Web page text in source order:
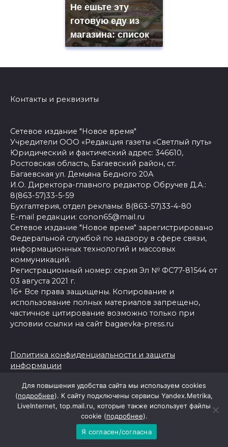
Не ешьте эту
готовую еду из
магазина: список
Контакты и реквизиты
Сетевое издание "Новое время"
Учредители ООО «Редакция газеты «Светлый путь»
Юридический и фактический адрес: 346610,
Ростовская область, Багаевский район, ст.
Багаевская ул. Демьяна Бедного 20А
И.О. Директора-главного редактор Обручев Д.А.:
8(863-57)33-5-59
Бухгалтерия, отдел рекламы: 8(863-57)33-4-80
E-mail редакции: conon65@mail.ru
Сетевое издание "Новое время" зарегистрировано
Федеральной службой по надзору в сфере связи,
информационных технологий и массовых
коммуникаций.
Регистрационный номер: серия Эл № ФС77-81544 от
03 августа 2021 г.
16+ Все права защищены. Копирование и
использование полных материалов запрещено,
частичное цитирование возможно только при
условии ссылки на сайт bagaevka-press.ru
Политика конфиденциальности и защиты
информации
Согласие на обработку персональных данных с
помощью сервисов Yandex.Metrika, LiveInternet,
top.mail.ru
Для повышения удобства сайта мы используем cookies
(подробнее). К сайту подключены сервисы Yandex.Metrika,
LiveInternet, top.mail.ru, которые также использует файлы
cookie (подробнее).
Я согласен/согласна